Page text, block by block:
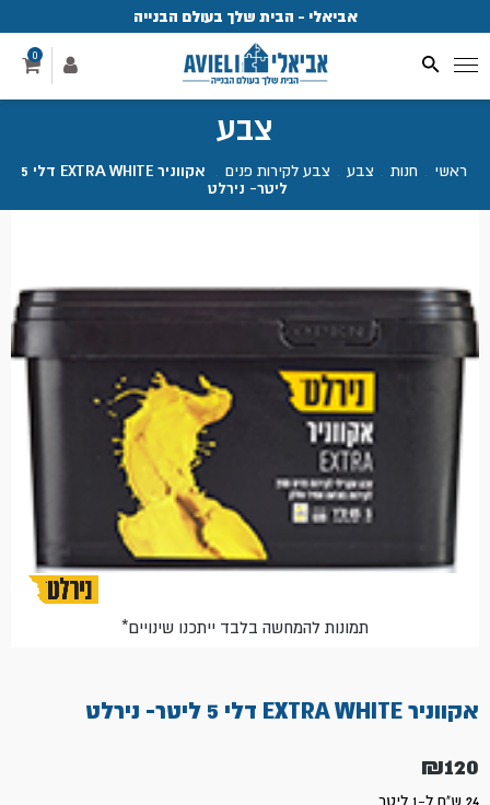
אביאלי - הבית שלך בעולם הבנייה
0
צבע
ראשי חנות צבע צבע לקירות פנים
אקווניר EXTRA WHITE דלי 5
ליטר- נירלט
אקווניר EXTRA WHITE דלי 5 ליטר- נירלט
₪120
24 ש"ח ל-1 ליטר
*תמונות להמחשה בלבד ייתכנו שינויים